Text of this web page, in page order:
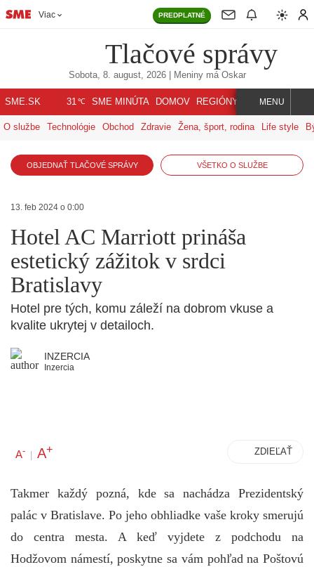
Viac PREDPLATNÉ
Tlačové správy
Sobota, 8. august, 2026| Meniny má Oskar
SME.SK 31℃ SME MINÚTA DOMOV REGIÓNY INDEX SVET
MENU
O službe Technológie Obchod Zdravie Žena, šport, rodina Life style
OBJEDNAŤ TLAČOVÉ SPRÁVY VŠETKO O SLUŽBE
13. feb 2024 o 0:00
Hotel AC Marriott prináša
estetický zážitok v srdci
Bratislavy
Hotel pre tých, komu záleží na dobrom vkuse a
kvalite ukrytej v detailoch.
INZERCIA
Inzercia
A- | A+ ZDIEĽAŤ
Takmer každý pozná, kde sa nachádza Prezidentský
palác v Bratislave. Po jeho obhliadke vaše kroky smerujú
do centra mesta. A keď vyjdete z podchodu na
Hodžovom námestí, poskytne sa vám pohľad na Poštovú